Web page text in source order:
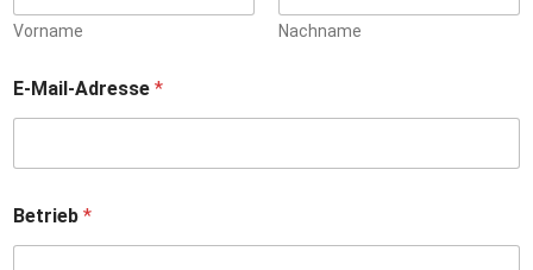
Vorname Nachname
m
ö
h
e
s
t
E-Mail-Adresse *
Betrieb *